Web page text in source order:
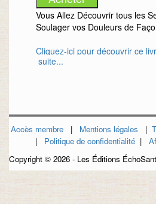
Vous Allez Découvrir tous les
Soulager vos Douleurs de
Cliquez-ici pour découvrir ce
suite...
Accès membre | Mentions légales |
| Politique de confidentialité|
Copyright © 2026 - Les Éditions